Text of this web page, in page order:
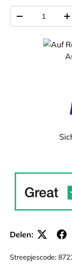
-
+
Delen:
Streepjescode: